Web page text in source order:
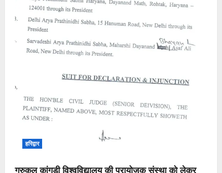
हरिद्वार
गुरुकुल कांगड़ी विश्वविद्यालय की प्रायोजक संस्था को लेकर